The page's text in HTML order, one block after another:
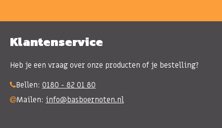
Klantenservice
Heb je een vraag over onze producten of je bestelling?
Bellen: 0180 - 82 01 80
Mailen: info@basboernoten.nl